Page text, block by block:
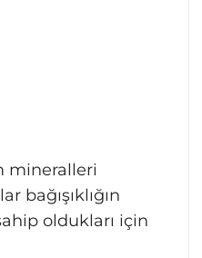
mineralleri
bağışıklığın
oldukları için